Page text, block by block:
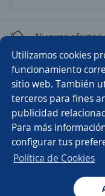
Utilizamos cookies
funcionamiento
sitio web. También
terceros para fines
publicidad
Para más
configurar tus
Política de Cookies
Nuevas
Empleos similares
Ingeniero arquitecto
Gerente de obras
Ingeniero residente
Residente de
Buscar
CT App
Navegador